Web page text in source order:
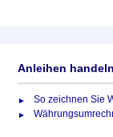
Anleihen handeln
So zeichnen Sie